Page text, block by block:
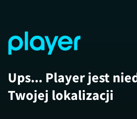
Ups... Player jest
Twojej lokalizacji